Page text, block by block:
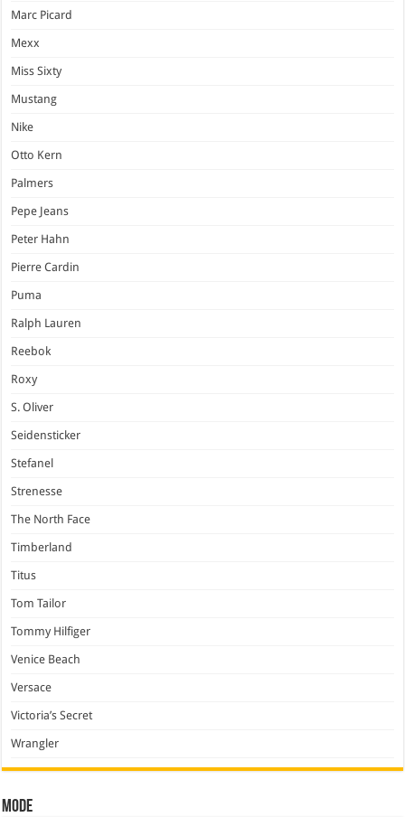
Marc Picard
Mexx
Miss Sixty
Mustang
Nike
Otto Kern
Palmers
Pepe Jeans
Peter Hahn
Pierre Cardin
Puma
Ralph Lauren
Reebok
Roxy
S. Oliver
Seidensticker
Stefanel
Strenesse
The North Face
Timberland
Titus
Tom Tailor
Tommy Hilfiger
Venice Beach
Versace
Victoria’s Secret
Wrangler
Mode